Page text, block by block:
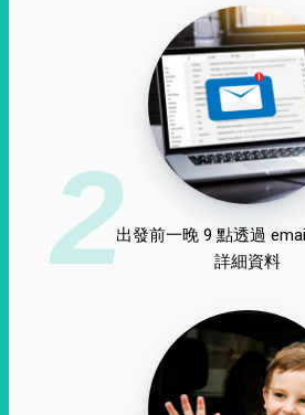
2出發前一晚 9 點透過
詳細資料